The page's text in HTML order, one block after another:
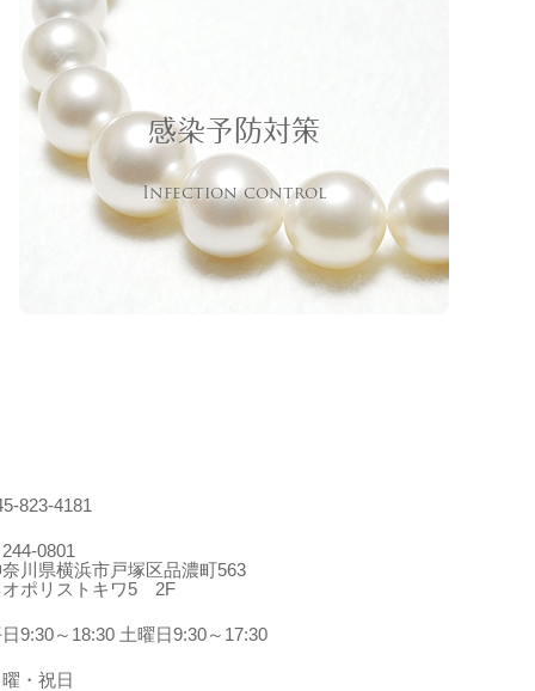
感染予防対策
Infection control
823-4181
0801
川県横浜市戸塚区品濃町563
オポリストキワ5 2F
9:30～18:30 土曜日9:30～17:30
・祝日